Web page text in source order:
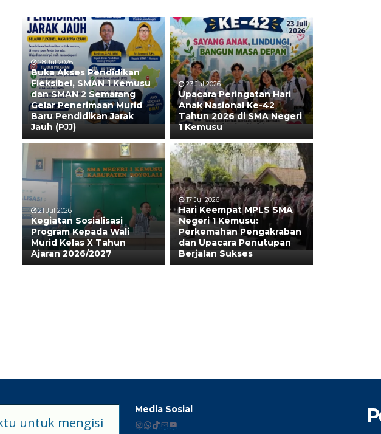
28 Jul 2026
Buka Akses Pendidikan
Fleksibel, SMAN 1 Kemusu
dan SMAN 2 Semarang
Gelar Penerimaan Murid
Baru Pendidikan Jarak
Jauh (PJJ)
23 Jul 2026
Upacara Peringatan Hari
Anak Nasional Ke-42
Tahun 2026 di SMA Negeri
1 Kemusu
21 Jul 2026
Kegiatan Sosialisasi
Program Kepada Wali
Murid Kelas X Tahun
Ajaran 2026/2027
17 Jul 2026
Hari Keempat MPLS SMA
Negeri 1 Kemusu:
Perkemahan Pengakraban
dan Upacara Penutupan
Berjalan Sukses
untuk mengisi
Media Sosial
Instagram
WhatsApp
TikTok
MailYouTube